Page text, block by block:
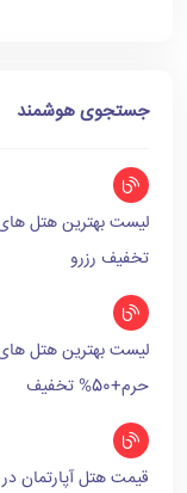
جستجوی هوشمند
تخفیف رزرو
لیست بهترین هتل
حرم+50% تخفیف
قیمت هتل آپارتمان